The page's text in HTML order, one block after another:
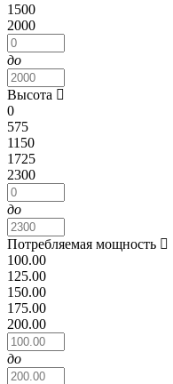
1500
2000
до
Высота
0
575
1150
1725
2300
до
Потребляемая мощность
100.00
125.00
150.00
175.00
200.00
до